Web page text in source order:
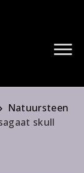
Natuursteen
skull